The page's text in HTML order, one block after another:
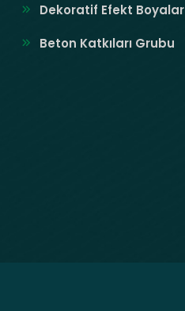
Dekoratif Efekt Boyalar
Beton Katkıları Grubu